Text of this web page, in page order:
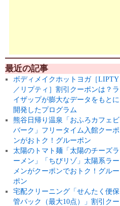
最近の記事
ボディメイクホットヨガ［LIPTY
／リプティ］割引クーポンは？ラ
イザップが膨大なデータをもとに
開発したプログラム
熊谷日帰り温泉「おふろカフェビ
バーク」フリータイム入館クーポ
ンがおトク！グルーポン
太陽のトマト麺「太陽のチーズラ
ーメン」「ちびリゾ」太陽系ラー
メンがクーポンでおトク！グルー
ポン
宅配クリーニング「せんたく便保
管パック（最大10点）」割引クー